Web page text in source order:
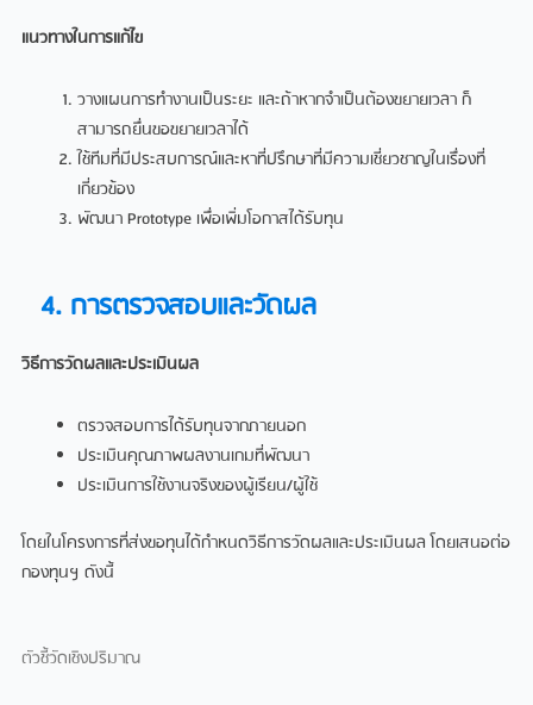
แนวทางในการแก้ไข
วางแผนการทำงานเป็นระยะ และถ้าหากจำเป็นต้องขยายเวลา ก็
สามารถยื่นขอขยายเวลาได้
ใช้ทีมที่มีประสบการณ์และหาที่ปรึกษาที่มีความเชี่ยวชาญในเรื่องที่
เกี่ยวข้อง
พัฒนา Prototype เพื่อเพิ่มโอกาสได้รับทุน
4. การตรวจสอบและวัดผล
วิธีการวัดผลและประเมินผล
ตรวจสอบการได้รับทุนจากภายนอก
ประเมินคุณภาพผลงานเกมที่พัฒนา
ประเมินการใช้งานจริงของผู้เรียน/ผู้ใช้
โดยในโครงการที่ส่งขอทุนได้กำหนดวิธีการวัดผลและประเมินผล โดยเสนอต่อ
กองทุนฯ ดังนี้
ตัวชี้วัดเชิงปริมาณ